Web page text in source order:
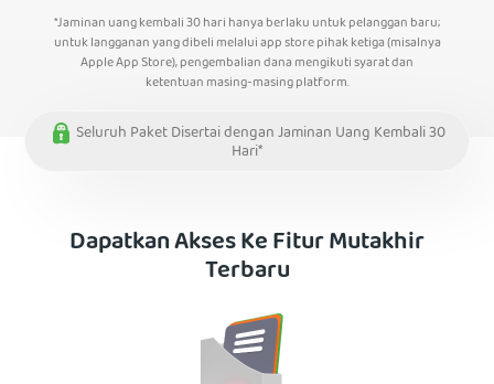
*Jaminan uang kembali 30 hari hanya berlaku untuk pelanggan baru;
untuk langganan yang dibeli melalui app store pihak ketiga (misalnya
Apple App Store), pengembalian dana mengikuti syarat dan
ketentuan masing-masing platform.
Seluruh Paket Disertai dengan Jaminan Uang Kembali 30
Hari*
Dapatkan Akses Ke Fitur Mutakhir
Terbaru